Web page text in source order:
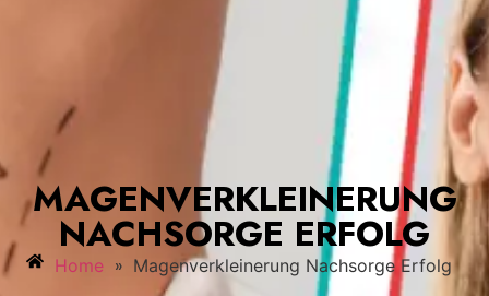
MAGENVERKLEINERUNG
NACHSORGE ERFOLG
Home » Magenverkleinerung Nachsorge Erfolg